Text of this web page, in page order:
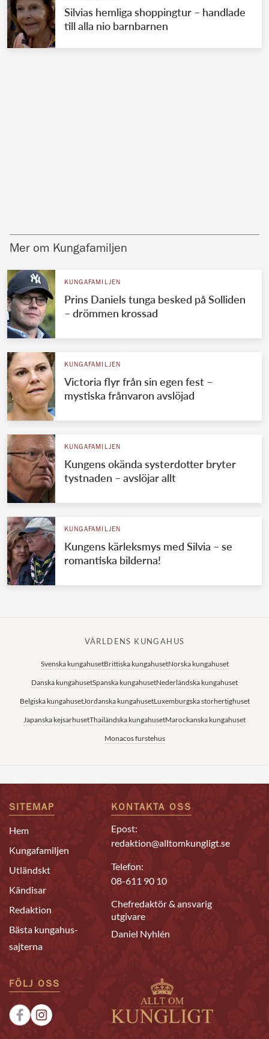
Silvias hemliga shoppingtur – handlade
till alla nio barnbarnen
Mer om Kungafamiljen
KUNGAFAMILJEN
Prins Daniels tunga besked på Solliden
– drömmen krossad
KUNGAFAMILJEN
Victoria flyr från sin egen fest –
mystiska frånvaron avslöjad
KUNGAFAMILJEN
Kungens okända systerdotter bryter
tystnaden – avslöjar allt
KUNGAFAMILJEN
Kungens kärleksmys med Silvia – se
romantiska bilderna!
VÄRLDENS KUNGAHUS
Svenska kungahusetBrittiska kungahusetNorska kungahuset
Danska kungahusetSpanska kungahusetNederländska kungahuset
Belgiska kungahusetJordanska kungahusetLuxemburgska storhertighuset
Japanska kejsarhusetThailändska kungahusetMarockanska kungahuset
Monacos furstehus
SITEMAP
Hem
Kungafamiljen
Utländskt
Kändisar
Redaktion
Bästa kungahus-
sajterna
KONTAKTA OSS
Epost:
redaktion@alltomkungligt.se
Telefon:
08-611 90 10
Chefredaktör & ansvarig
utgivare
Daniel Nyhlén
FÖLJ OSS